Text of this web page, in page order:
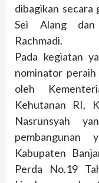
dibagikan secara
Sei Alang
Rachmadi.
Pada kegiatan
nominator
oleh
Kehutanan RI,
Nasrunsyah
pembangunan
Kabupaten
Perda No.19